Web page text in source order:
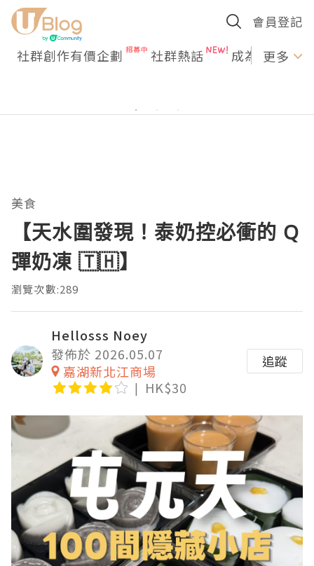
會員登記
社群創作有價企劃 社群熱話 成為U更多
美食
【天水圍發現！泰奶控必衝的 Q
彈奶凍 🇹🇭】
瀏覽次數:289
Hellosss Noey
發佈於 2026.05.07
嘉湖新北江商場
HK$30
追蹤